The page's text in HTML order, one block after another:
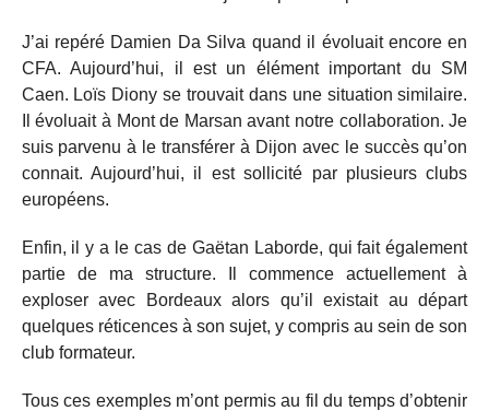
J’ai repéré Damien Da Silva quand il évoluait encore en
CFA. Aujourd’hui, il est un élément important du SM
Caen. Loïs Diony se trouvait dans une situation similaire.
Il évoluait à Mont de Marsan avant notre collaboration. Je
suis parvenu à le transférer à Dijon avec le succès qu’on
connait. Aujourd’hui, il est sollicité par plusieurs clubs
européens.
Enfin, il y a le cas de Gaëtan Laborde, qui fait également
partie de ma structure. Il commence actuellement à
exploser avec Bordeaux alors qu’il existait au départ
quelques réticences à son sujet, y compris au sein de son
club formateur.
Tous ces exemples m’ont permis au fil du temps d’obtenir